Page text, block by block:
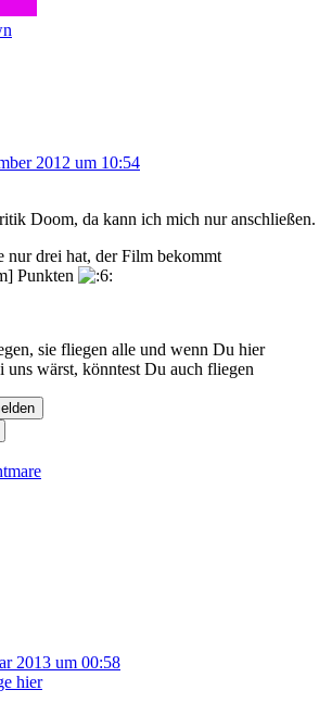
2012 um 10:54
Doom, da kann ich mich nur anschließen.
nur drei hat, der Film bekommt
Punkten
sie fliegen alle und wenn Du hier
uns wärst, könntest Du auch fliegen
2013 um 00:58
hier